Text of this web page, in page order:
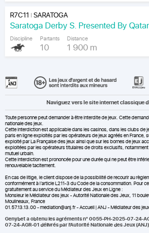
R7C11 |SARATOGA
Saratoga Derby S. Presented By
Discipline Partants
10
Distance
1 900 m
Naviguez vers le site internet classique
Toute personne peut demander à être interdite de jeux. Cette
nationale des jeux.
Cette interdiction est applicable dans les casinos, dans les clubs de
paris en ligne exploités par les opérateurs de jeux agréés en France,
exploité par La Française des jeux ainsi que sur les bornes de jeux
exploitées par les opérateurs titulaires de droits exclusifs,
mutuel urbain.
Cette interdiction est prononcée pour une durée qui ne peut être
renouvelable tacitement.
En cas de litige, le client dispose de la possibilité de recourir au
conformément à l’article L211-3 du Code de la consommation. Pour
gratuitement au service du Médiateur des Jeux en Ligne :
Monsieur le Médiateur des jeux - Autorité Nationale des Jeux, 11
Moulineaux, France
01.57.13.13.00 - mediation@anj.fr -Accueil | ANJ - Médiateur des
Genybet a obtenu les agréments n° 0055-PH-2025-07-24-
07-24-AGR-01 délivrés par l'Autorité Nationale des Jeux (ANJ)